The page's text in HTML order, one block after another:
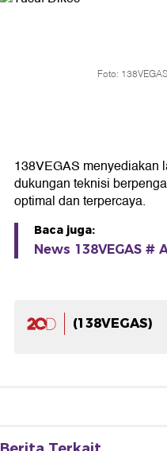
Foto: 138VEGAS
138VEGAS menyediakan
dukungan teknisi
optimal dan terpercaya.
Baca juga:
News 138VEGAS #
(138VEGAS)